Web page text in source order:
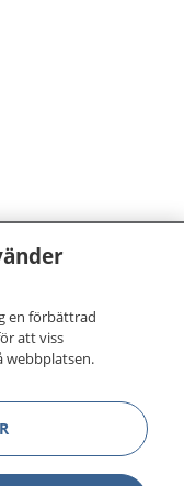
och vård
information om
kan kontakta.
göra dina
för
en förbättrad
att viss
webbplatsen.